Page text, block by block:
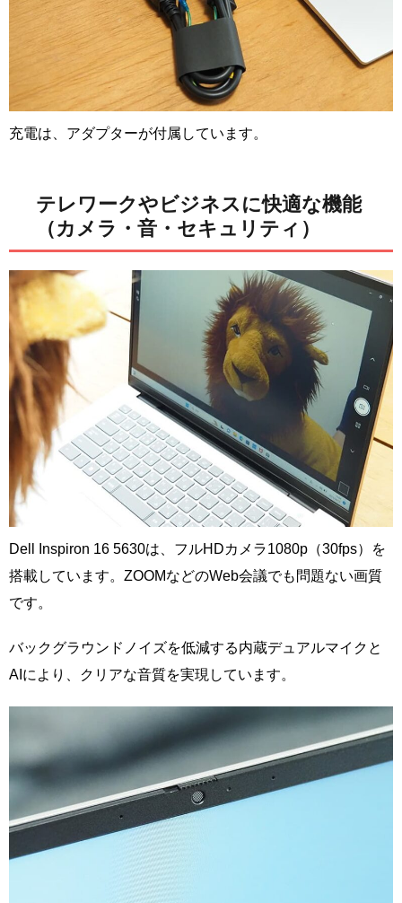
充電は、アダプターが付属しています。
テレワークやビジネスに快適な機能
（カメラ・音・セキュリティ）
Dell Inspiron 16 5630は、フルHDカメラ1080p（30fps）を
搭載しています。ZOOMなどのWeb会議でも問題ない画質
です。
バックグラウンドノイズを低減する内蔵デュアルマイクと
AIにより、クリアな音質を実現しています。